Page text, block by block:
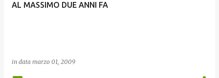
AL MASSIMO DUE ANNI FA
in data marzo 01, 2009